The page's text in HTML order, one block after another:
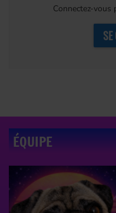
Connectez-vous
SE
ÉQUIPE